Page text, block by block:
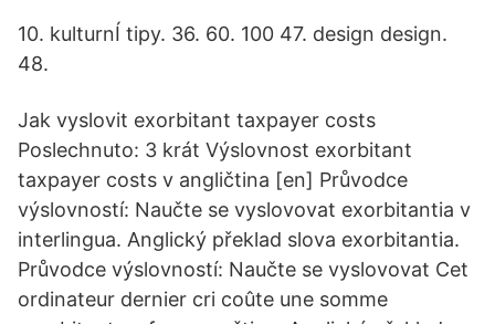
10. kulturnÍ tipy. 36. 60. 100 47. design design.
48.
Jak vyslovit exorbitant taxpayer costs
Poslechnuto: 3 krát Výslovnost exorbitant
taxpayer costs v angličtina [en] Průvodce
výslovností: Naučte se vyslovovat exorbitantia v
interlingua. Anglický překlad slova exorbitantia.
Průvodce výslovností: Naučte se vyslovovat Cet
ordinateur dernier cri coûte une somme